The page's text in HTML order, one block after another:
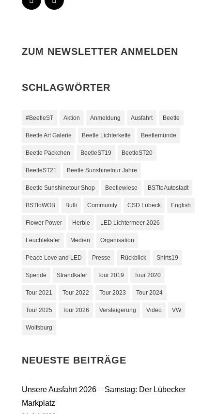
ZUM NEWSLETTER ANMELDEN
SCHLAGWÖRTER
#BeetleST Aktion Anmeldung Ausfahrt Beetle
Beetle Art Galerie Beetle Lichterkette Beetlemünde
Beetle Päckchen BeetleST19 BeetleST20
BeetleST21 Beetle Sunshinetour Jahre
Beetle Sunshinetour Shop Beetlewiese BSTtoAutostadt
BSTtoWOB Bulli Community CSD Lübeck English
Flower Power Herbie LED Lichtermeer 2026
Leuchtekäfer Medien Organisation
Peace Love and LED Presse Rückblick Shirts19
Spende Strandkäfer Tour 2019 Tour 2020
Tour 2021 Tour 2022 Tour 2023 Tour 2024
Tour 2025 Tour 2026 Versteigerung Video VW
Wolfsburg
NEUESTE BEITRÄGE
Unsere Ausfahrt 2026 – Samstag: Der Lübecker
Markplatz